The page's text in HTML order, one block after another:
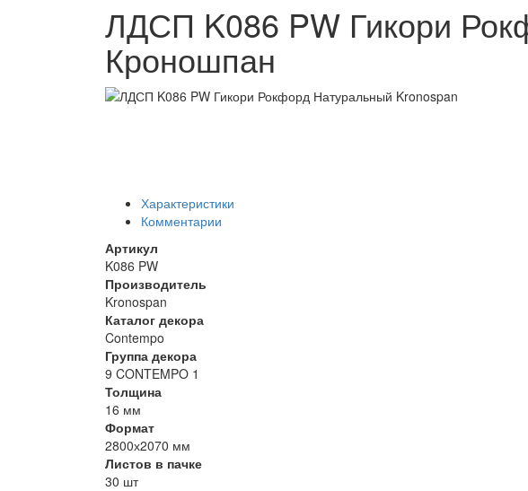
ЛДСП K086 PW Гикори
Кроношпан
Характеристики
Комментарии
Артикул
K086 PW
Производитель
Kronospan
Каталог декора
Contempo
Группа декора
9 CONTEMPO 1
Толщина
16 мм
Формат
2800х2070 мм
Листов в пачке
30 шт